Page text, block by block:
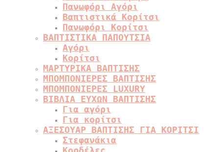
Πανωφόρι Αγόρι
Βαπτιστικά Κορίτσι
Πανωφόρι Κορίτσι
ΒΑΠΤΙΣΤΙΚΑ ΠΑΠΟΥΤΣΙΑ
Αγόρι
Κορίτσι
ΜΑΡΤΥΡΙΚΑ ΒΑΠΤΙΣΗΣ
ΜΠΟΜΠΟΝΙΕΡΕΣ ΒΑΠΤΙΣΗΣ
ΜΠΟΜΠΟΝΙΕΡΕΣ LUXURY
ΒΙΒΛΙΑ ΕΥΧΩΝ ΒΑΠΤΙΣΗΣ
Για αγόρι
Για κορίτσι
ΑΞΕΣΟΥΑΡ ΒΑΠΤΙΣΗΣ ΓΙΑ ΚΟΡΙΤΣΙ
Στεφανάκια